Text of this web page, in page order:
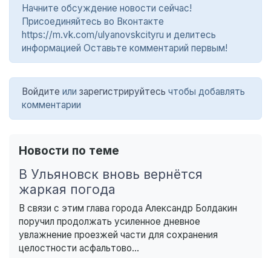
Начните обсуждение новости сейчас!
Присоединяйтесь во Вконтакте
https://m.vk.com/ulyanovskcityru и делитесь
информацией Оставьте комментарий первым!
Войдите или зарегистрируйтесь чтобы добавлять
комментарии
Новости по теме
В Ульяновск вновь вернётся
жаркая погода
В связи с этим глава города Александр Болдакин
поручил продолжать усиленное дневное
увлажнение проезжей части для сохранения
целостности асфальтово...